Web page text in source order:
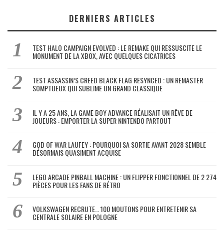
DERNIERS ARTICLES
TEST HALO CAMPAIGN EVOLVED : LE REMAKE QUI RESSUSCITE LE
MONUMENT DE LA XBOX, AVEC QUELQUES CICATRICES
TEST ASSASSIN’S CREED BLACK FLAG RESYNCED : UN REMASTER
SOMPTUEUX QUI SUBLIME UN GRAND CLASSIQUE
IL Y A 25 ANS, LA GAME BOY ADVANCE RÉALISAIT UN RÊVE DE
JOUEURS : EMPORTER LA SUPER NINTENDO PARTOUT
GOD OF WAR LAUFEY : POURQUOI SA SORTIE AVANT 2028 SEMBLE
DÉSORMAIS QUASIMENT ACQUISE
LEGO ARCADE PINBALL MACHINE : UN FLIPPER FONCTIONNEL DE 2 274
PIÈCES POUR LES FANS DE RÉTRO
VOLKSWAGEN RECRUTE… 100 MOUTONS POUR ENTRETENIR SA
CENTRALE SOLAIRE EN POLOGNE